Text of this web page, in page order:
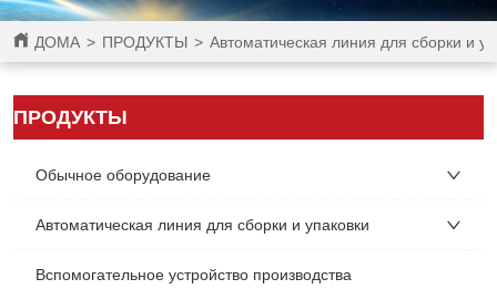
ДОМА > ПРОДУКТЫ > Автоматическая линия для сборки и
ПРОДУКТЫ
Обычное оборудование
Автоматическая линия для сборки и упаковки
Вспомогательное устройство производства